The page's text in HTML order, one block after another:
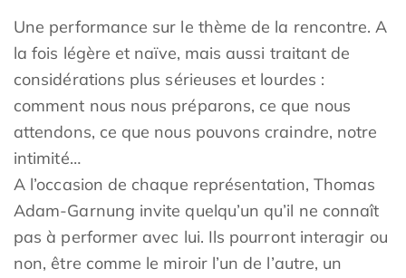
Une performance sur le thème de la rencontre. A
la fois légère et naïve, mais aussi traitant de
considérations plus sérieuses et lourdes :
comment nous nous préparons, ce que nous
attendons, ce que nous pouvons craindre, notre
intimité…
A l’occasion de chaque représentation, Thomas
Adam-Garnung invite quelqu’un qu’il ne connaît
pas à performer avec lui. Ils pourront interagir ou
non, être comme le miroir l’un de l’autre, un